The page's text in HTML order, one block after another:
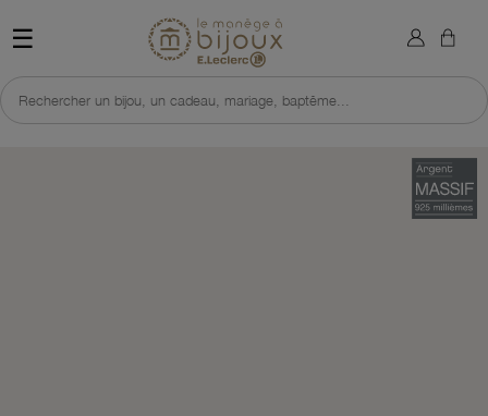
☰ Retour à l'accueil du site
Rechercher un bijou, un cadeau, mariage, baptême...
×